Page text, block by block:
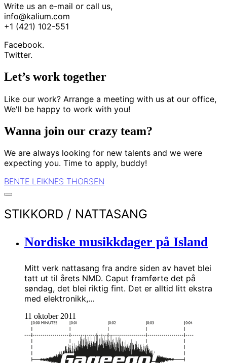
Write us an e-mail or call us,
info@kalium.com
+1 (421) 102-551
Facebook.
Twitter.
Let’s work together
Like our work? Arrange a meeting with us at our office,
We'll be happy to work with you!
Wanna join our crazy team?
We are always looking for new talents and we were
expecting you. Time to apply, buddy!
BENTE LEIKNES THORSEN
STIKKORD / NATTASANG
Nordiske musikkdager på Island
Mitt verk nattasang fra andre siden av havet blei
tatt ut til årets NMD. Caput framførte det på
søndag, det blei riktig fint. Det er alltid litt ekstra
med elektronikk,…
11 oktober 2011